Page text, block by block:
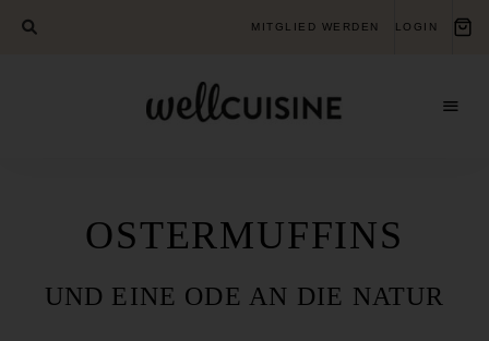
MITGLIED WERDEN LOGIN
OSTERMUFFINS
UND EINE ODE AN DIE NATUR